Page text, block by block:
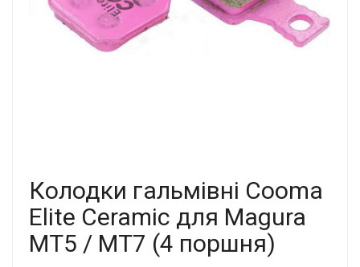
Колодки гальмівні Cooma
Elite Ceramic для Magura
MT5 / MT7 (4 поршня)